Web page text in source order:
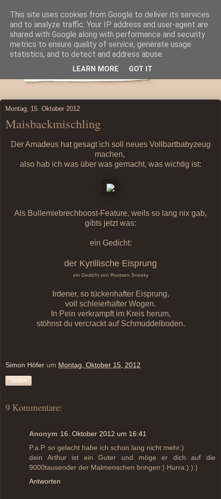
Montag, 15. Oktober 2012
Maisbackmischling
Der Amadeus hat gesagt ich soll neues Vollbartbabyzeug
machen,
also hab ich was über was gemacht, was wichtig ist:
Als Bullemiebrechboost-Feature, weils so lang nix gab,
gibts jetzt was:
ein Gedicht:
der Kyrillische Eisprung
ein Gedicht von Rootsen Sneeky
Irdener, so tückenhafter Eisprung,
voll schleierhafter Wogen.
In Pein verkrampft im Kreis herum,
stöhnst du vercrackt auf Schmuddelboden.
Simon Höfer um Montag, Oktober 15, 2012
Teilen
9 Kommentare:
Anonym 16. Oktober 2012 um 16:41
P.a.P. so gelacht habe ich schon lang nicht mehr:)
dein Arthur ist ein Guter und möge er dich auf die
9000tausender der Malmenschen bringen:) Hurra:):):)
Antworten
This site uses cookies from Google to deliver its services
and to analyze traffic. Your IP address and user-agent are
shared with Google along with performance and security
metrics to ensure quality of service, generate usage
statistics, and to detect and address abuse.
LEARN MORE GOT IT